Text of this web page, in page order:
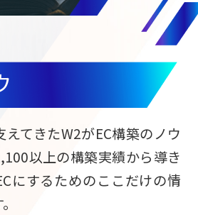
イト構築
スク/定期通販
イト構築
導入事例
USEFUL
お役立ち情報
NEWS
ニュース
てきたW2がEC構築のノウ
以上の構築実績から導き
にするためのここだけの情